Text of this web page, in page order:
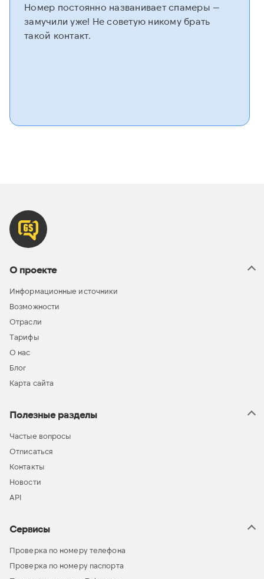
Номер постоянно названивает спамеры —
замучили уже! Не советую никому брать
такой контакт.
О проекте
Информационные источники
Возможности
Отрасли
Тарифы
О нас
Блог
Карта сайта
Полезные разделы
Частые вопросы
Отписаться
Контакты
Новости
API
Сервисы
Проверка по номеру телефона
Проверка по номеру паспорта